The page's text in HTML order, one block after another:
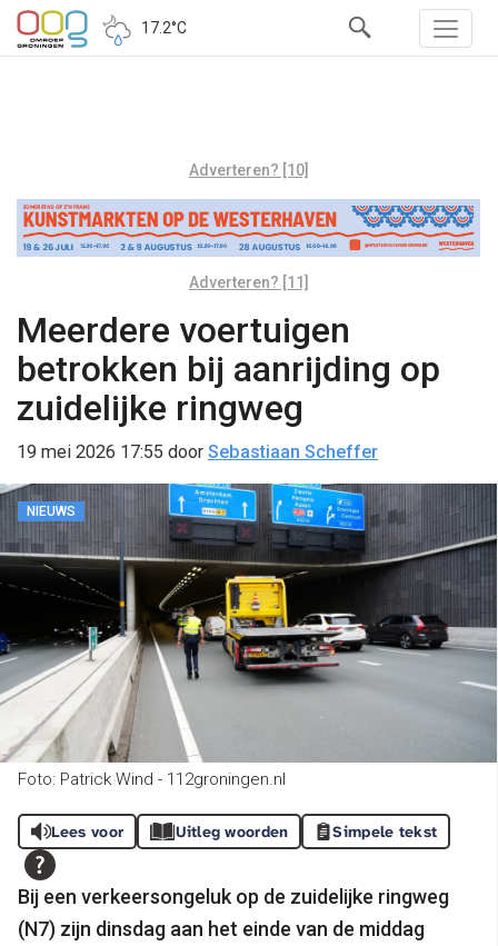
17.2°C
Adverteren? [10]
Adverteren? [11]
Meerdere voertuigen
betrokken bij aanrijding op
zuidelijke ringweg
19 mei 2026 17:55 door Sebastiaan Scheffer
NIEUWS
Foto: Patrick Wind - 112groningen.nl
Lees voor Uitleg woorden Simpele tekst
Bij een verkeersongeluk op de zuidelijke ringweg
(N7) zijn dinsdag aan het einde van de middag